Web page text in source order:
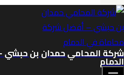
شركة المحامي حمدان بن
الدمام
المستثمرين
في
0539570007
تأسيس الشركات في الخبر